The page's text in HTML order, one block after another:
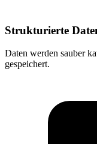
Strukturierte
Daten werden sauber
gespeichert.